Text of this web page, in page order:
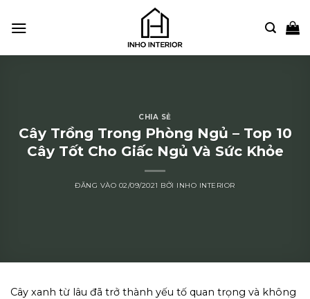
qua
dung
CHIA SẺ
Cây Trồng Trong Phòng Ngủ – Top 10
Cây Tốt Cho Giấc Ngủ Và Sức Khỏe
ĐĂNG VÀO 02/09/2021 BỞI INHO INTERIOR
Cây xanh từ lâu đã trở thành yếu tố quan trọng và không